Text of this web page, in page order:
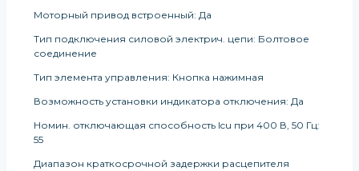
Моторный привод встроенный: Да
Тип подключения силовой электрич. цепи: Болтовое
соединение
Тип элемента управления: Кнопка нажимная
Возможность установки индикатора отключения: Да
Номин. отключающая способность Icu при 400 В, 50 Гц:
55
Диапазон краткосрочной задержки расцепителя